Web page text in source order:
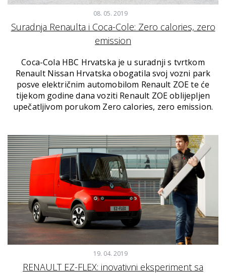
08. 05. 2019
Suradnja Renaulta i Coca-Cole: Zero calories, zero
emission
Coca-Cola HBC Hrvatska je u suradnji s tvrtkom
Renault Nissan Hrvatska obogatila svoj vozni park
posve električnim automobilom Renault ZOE te će
tijekom godine dana voziti Renault ZOE oblijepljen
upečatljivom porukom Zero calories, zero emission.
19. 04. 2019
RENAULT EZ-FLEX: inovativni eksperiment sa